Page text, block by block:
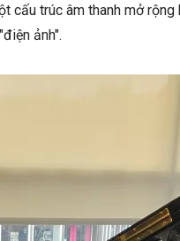
cấu trúc âm thanh mở
ảnh".